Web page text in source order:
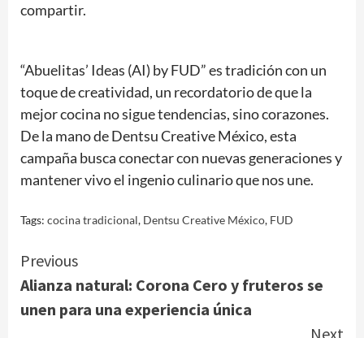
compartir.
“Abuelitas’ Ideas (AI) by FUD” es tradición con un
toque de creatividad, un recordatorio de que la
mejor cocina no sigue tendencias, sino corazones.
De la mano de Dentsu Creative México, esta
campaña busca conectar con nuevas generaciones y
mantener vivo el ingenio culinario que nos une.
Tags: cocina tradicional, Dentsu Creative México, FUD
Continue
Reading
Previous
Alianza natural: Corona Cero y fruteros se
unen para una experiencia única
Next